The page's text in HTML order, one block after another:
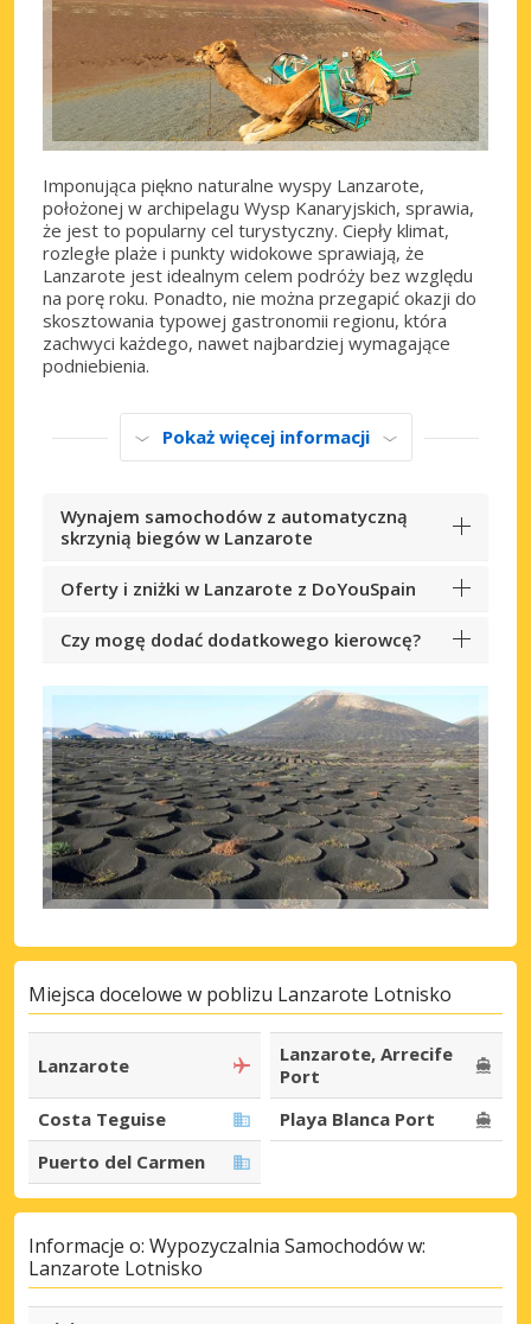
Imponująca piękno naturalne wyspy Lanzarote,
położonej w archipelagu Wysp Kanaryjskich, sprawia,
że jest to popularny cel turystyczny. Ciepły klimat,
rozległe plaże i punkty widokowe sprawiają, że
Lanzarote jest idealnym celem podróży bez względu
na porę roku. Ponadto, nie można przegapić okazji do
skosztowania typowej gastronomii regionu, która
zachwyci każdego, nawet najbardziej wymagające
podniebienia.
Pokaż więcej informacji
Wynajem samochodów z automatyczną
skrzynią biegów w Lanzarote
Oferty i zniżki w Lanzarote z DoYouSpain
Czy mogę dodać dodatkowego kierowcę?
Miejsca docelowe w poblizu Lanzarote Lotnisko
Lanzarote
Lanzarote, Arrecife
Port
Costa Teguise
Playa Blanca Port
Puerto del Carmen
Informacje o: Wypozyczalnia Samochodów w:
Lanzarote Lotnisko